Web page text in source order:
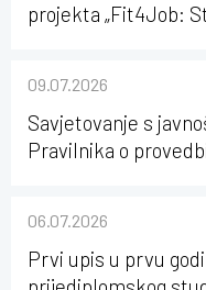
projekta „Fit4Job:
09.07.2026
Savjetovanje s
Pravilnika o
Osijeku
06.07.2026
Prvi upis u prvu